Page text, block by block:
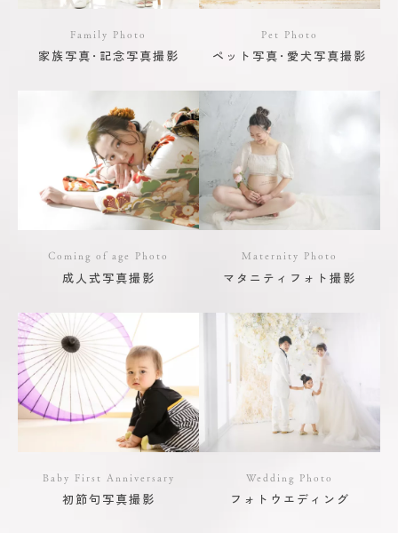
Family Photo
家族写真･記念写真撮影
Pet Photo
ペット写真･愛犬写真撮影
Coming of age Photo
成人式写真撮影
Maternity Photo
マタニティフォト撮影
Baby First Anniversary
初節句写真撮影
Wedding Photo
フォトウエディング